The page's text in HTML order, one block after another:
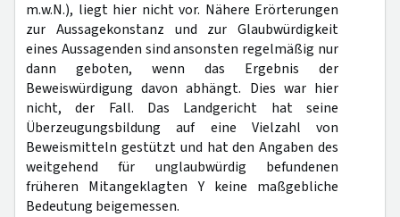
m.w.N.), liegt hier nicht vor. Nähere Erörterungen
zur Aussagekonstanz und zur Glaubwürdigkeit
eines Aussagenden sind ansonsten regelmäßig nur
dann geboten, wenn das Ergebnis der
Beweiswürdigung davon abhängt. Dies war hier
nicht, der Fall. Das Landgericht hat seine
Überzeugungsbildung auf eine Vielzahl von
Beweismitteln gestützt und hat den Angaben des
weitgehend für unglaubwürdig befundenen
früheren Mitangeklagten Y keine maßgebliche
Bedeutung beigemessen.